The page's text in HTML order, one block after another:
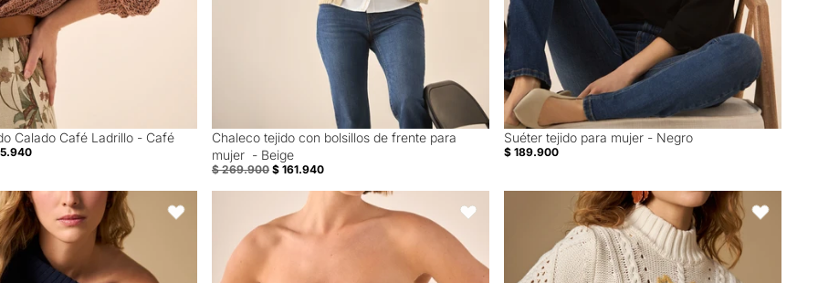
Calado Café Ladrillo - Café 40% Off
Chaleco tejido con bolsillos de frente para
mujer - Beige
$ 269.900 $ 161.940
Suéter tejido para mujer - Negro
$ 189.900
tortuga amplio silueta relajada - Azul
Favoritos
Top Strapless Acanalado con Detalle Diagonal - Blanco
Favoritos
Suéter tejido cuello alto con bordado floral - Crudo
Favoritos